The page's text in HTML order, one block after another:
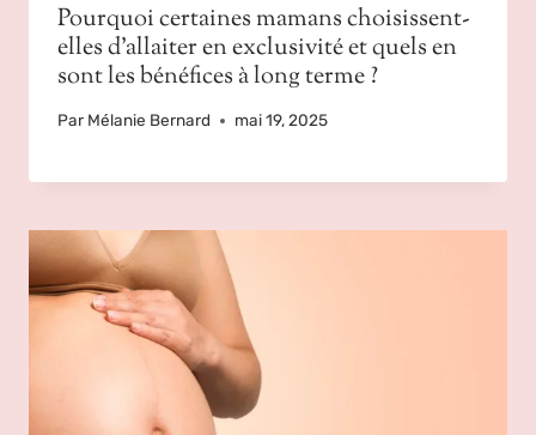
Pourquoi certaines mamans choisissent-
elles d’allaiter en exclusivité et quels en
sont les bénéfices à long terme ?
Par Mélanie Bernard mai 19, 2025